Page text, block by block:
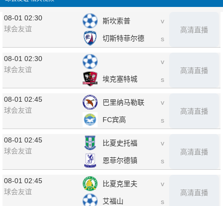
08-01 02:30
球会友谊
斯坎索普
切斯特菲尔德
v
s
高清直播
08-01 02:30
球会友谊
埃克塞特城
v
s
高清直播
08-01 02:45
球会友谊
巴里纳马勒联
FC宾高
v
s
高清直播
08-01 02:45
球会友谊
比夏史托福
恩菲尔德镇
v
s
高清直播
08-01 02:45
球会友谊
比夏克里夫
艾福山
v
s
高清直播